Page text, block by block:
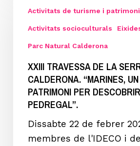
TRAVESSA
SERRA
CALDERONA.
“Marines,
patrimoni
Activitats de turisme i patrimoni
Activitats socioculturals
Parc Natural Calderona
XXIII TRAVESSA DE LA
CALDERONA. “MARINES,
PATRIMONI PER
PEDREGAL”.
Dissabte 22 de febrer
membres de l'IDECO i